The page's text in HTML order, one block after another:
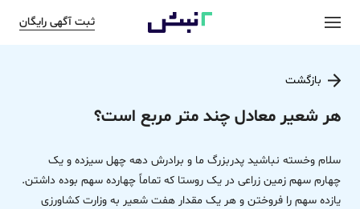
ثبت آگهی رایگان
بازگشت
هر شعیر معادل چند متر مربع است؟
سلام وخسته نباشید پدربزرگ ما و برادرش دهه چهل سیزده و یک
چهارم سهم زمین زراعی در یک روستا که تماماً چهارده سهم بوده داشتن.
یازده سهم را فروختن و هر یک مقدار هفت شعیر به وزارت کشاورزی